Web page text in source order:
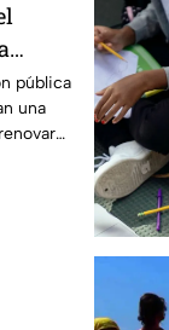
pública
una